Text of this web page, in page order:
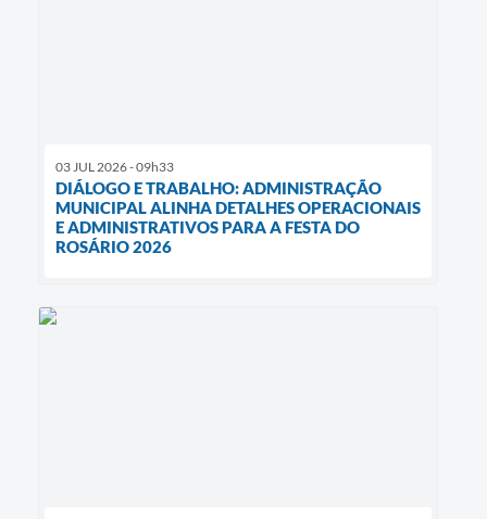
03 JUL 2026 - 09h33
DIÁLOGO E TRABALHO: ADMINISTRAÇÃO
MUNICIPAL ALINHA DETALHES OPERACIONAIS
E ADMINISTRATIVOS PARA A FESTA DO
ROSÁRIO 2026